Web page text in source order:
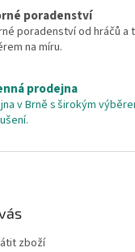
v
k
p
i
poradenství
poradenství od hráčů a
na míru.
prodejna
v Brně s širokým
zboží